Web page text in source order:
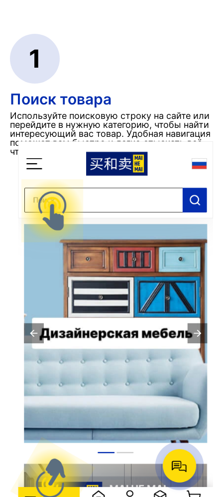
1
Поиск товара
Используйте поисковую строку на сайте или
перейдите в нужную категорию, чтобы найти
интересующий вас товар. Удобная навигация
поможет вам быстро и легко отыскать всё,
что требуется.